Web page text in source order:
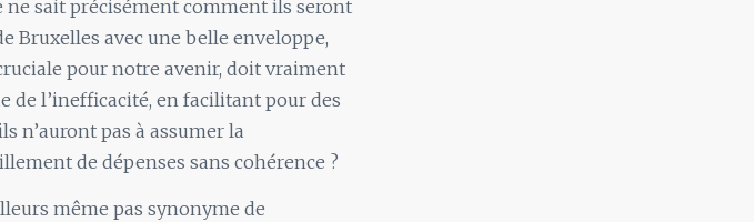
ne sait précisément comment ils seront
Bruxelles avec une belle enveloppe,
pour notre avenir, doit vraiment
de l’inefficacité, en facilitant pour des
n’auront pas à assumer la
de dépenses sans cohérence ?
même pas synonyme de